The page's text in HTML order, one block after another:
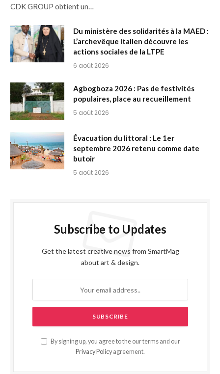
CDK GROUP obtient un…
Du ministère des solidarités à la MAED :
L’archevêque Italien découvre les
actions sociales de la LTPE
6 août 2026
Agbogboza 2026 : Pas de festivités
populaires, place au recueillement
5 août 2026
Évacuation du littoral : Le 1er
septembre 2026 retenu comme date
butoir
5 août 2026
Subscribe to Updates
Get the latest creative news from SmartMag
about art & design.
By signing up, you agree to the our terms and our
Privacy Policy agreement.